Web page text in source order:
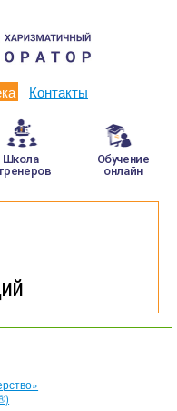
Контакты
Школа Обучение
онлайн